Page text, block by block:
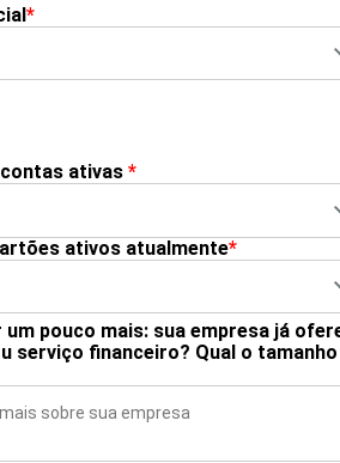
*
ativas *
ativos atualmente*
um pouco mais: sua empresa já
serviço financeiro? Qual o